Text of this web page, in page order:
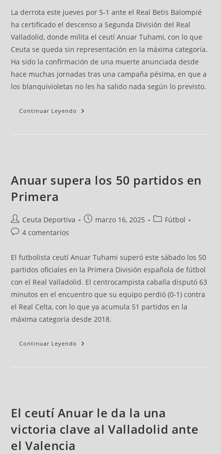
La derrota este jueves por 5-1 ante el Real Betis Balompié
ha certificado el descenso a Segunda División del Real
Valladolid, donde milita el ceutí Anuar Tuhami, con lo que
Ceuta se queda sin representación en la máxima categoría.
Ha sido la confirmación de una muerte anunciada desde
hace muchas jornadas tras una campaña pésima, en que a
los blanquivioletas no les ha salido nada según lo previsto.
Continuar Leyendo
Anuar supera los 50 partidos en
Primera
Ceuta Deportiva marzo 16, 2025
Fútbol
4 comentarios
El futbolista ceutí Anuar Tuhami superó este sábado los 50
partidos oficiales en la Primera División española de fútbol
con el Real Valladolid. El centrocampista caballa disputó 63
minutos en el encuentro que su equipo perdió (0-1) contra
el Real Celta, con lo que ya acumula 51 partidos en la
máxima categoría desde 2018.
Continuar Leyendo
El ceutí Anuar le da la una
victoria clave al Valladolid ante
el Valencia